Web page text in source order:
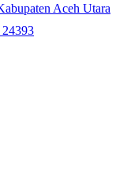
Aceh Utara
24393